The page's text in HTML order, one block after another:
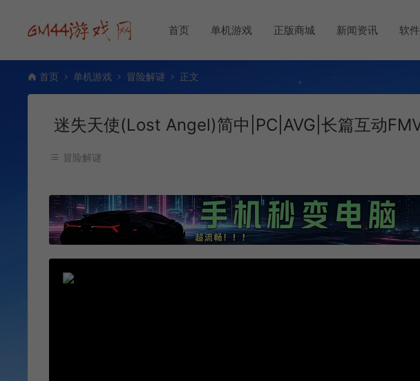
首页 单机游戏 正版商城 新闻资讯 软
首页 单机游戏 冒险解谜 正文
迷失天使(Lost Angel)简中|PC|AVG|长篇互动
冒险解谜